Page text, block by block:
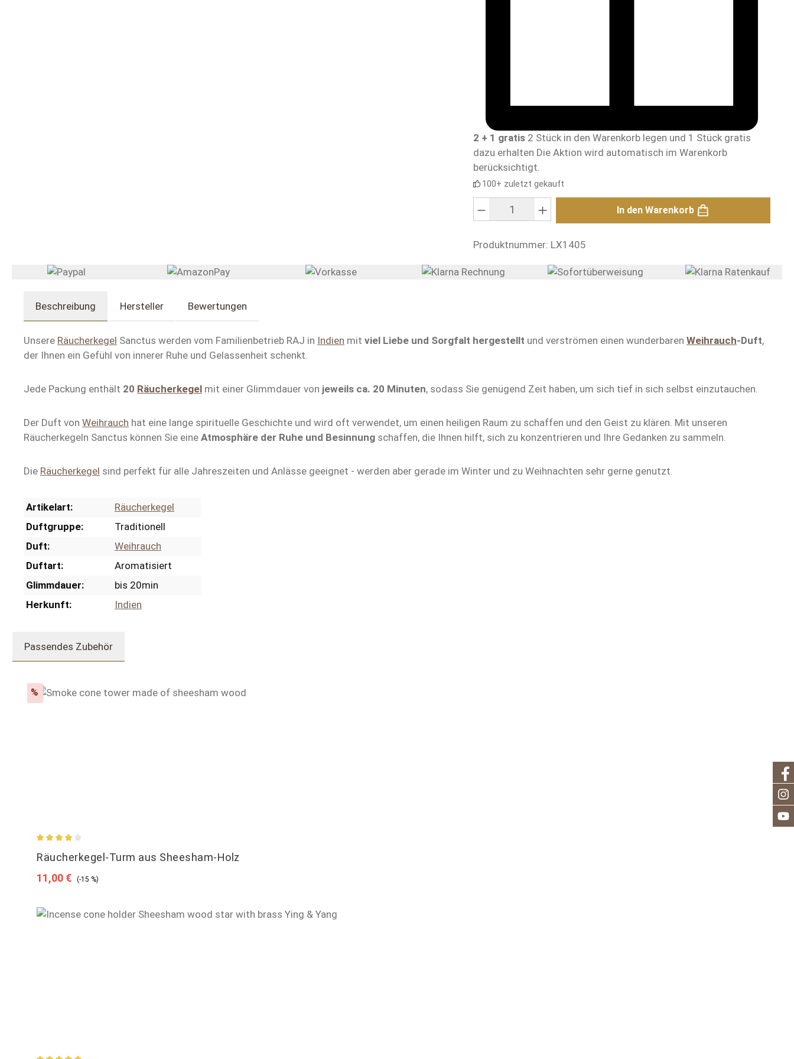
2 + 1 gratis 2 Stück in den Warenkorb legen und 1 Stück gratis
dazu erhalten Die Aktion wird automatisch im Warenkorb
berücksichtigt.
100+ zuletzt gekauft
Produkt Anzahl: Gib den gewünschten Wert ein oder benutze die Schaltflächen um
In den Warenkorb
Produktnummer: LX1405
Beschreibung Hersteller Bewertungen
Unsere Räucherkegel Sanctus werden vom Familienbetrieb RAJ in Indien mit viel Liebe und Sorgfalt hergestellt und verströmen einen wunderbaren Weihrauch-Duft,
der Ihnen ein Gefühl von innerer Ruhe und Gelassenheit schenkt.
Jede Packung enthält 20 Räucherkegel mit einer Glimmdauer von jeweils ca. 20 Minuten, sodass Sie genügend Zeit haben, um sich tief in sich selbst einzutauchen.
Der Duft von Weihrauch hat eine lange spirituelle Geschichte und wird oft verwendet, um einen heiligen Raum zu schaffen und den Geist zu klären. Mit unseren
Räucherkegeln Sanctus können Sie eine Atmosphäre der Ruhe und Besinnung schaffen, die Ihnen hilft, sich zu konzentrieren und Ihre Gedanken zu sammeln.
Die Räucherkegel sind perfekt für alle Jahreszeiten und Anlässe geeignet - werden aber gerade im Winter und zu Weihnachten sehr gerne genutzt.
Artikelart:
Räucherkegel
Duftgruppe:
Traditionell
Duft:
Weihrauch
Duftart:
Aromatisiert
Glimmdauer:
bis 20min
Herkunft:
Indien
Passendes Zubehör
Produktgalerie überspringen
% Rabatt
Durchschnittliche Bewertung von 4 von 5 Sternen
Räucherkegel-Turm aus Sheesham-Holz
Verkaufspreis:
11,00 € Regulärer Preis:
(-15 %)